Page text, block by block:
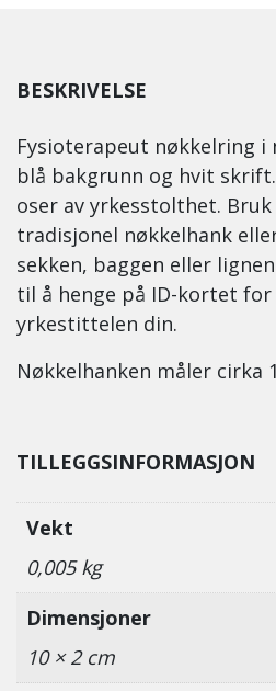
BESKRIVELSE
Fysioterapeut nøkkelring i
blå bakgrunn og hvit
oser av yrkesstolthet.
tradisjonel nøkkelhank
sekken, baggen eller
til å henge på ID-kortet for
yrkestittelen din.
Nøkkelhanken måler cirka
TILLEGGSINFORMASJON
Vekt
0,005 kg
Dimensjoner
10 × 2 cm